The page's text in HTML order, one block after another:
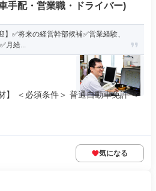
手配・営業職・ドライバー)
】✅将来の経営幹部候補✅営業経験、
月給...
】 ＜必須条件＞ 普通自動車免許 ＜
気になる